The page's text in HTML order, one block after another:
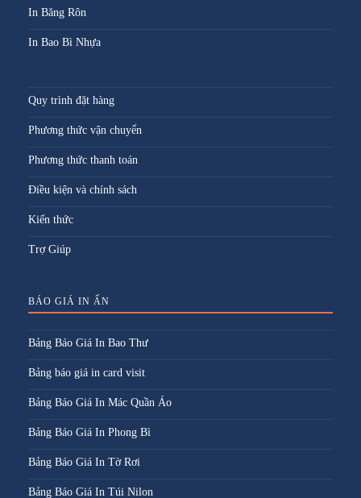
In Băng Rôn
In Bao Bì Nhựa
Quy trình đặt hàng
Phương thức vận chuyển
Phương thức thanh toán
Điều kiện và chính sách
Kiến thức
Trợ Giúp
BÁO GIÁ IN ẤN
Bảng Báo Giá In Bao Thư
Bảng báo giá in card visit
Bảng Báo Giá In Mác Quần Áo
Bảng Báo Giá In Phong Bì
Bảng Báo Giá In Tờ Rơi
Bảng Báo Giá In Túi Nilon